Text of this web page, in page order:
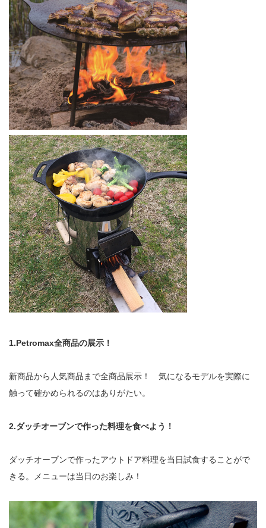
1.Petromax全商品の展示！
新商品から人気商品まで全商品展示！ 気になるモデルを実際に
触って確かめられるのはありがたい。
2.ダッチオーブンで作った料理を食べよう！
ダッチオーブンで作ったアウトドア料理を当日試食することがで
きる。メニューは当日のお楽しみ！